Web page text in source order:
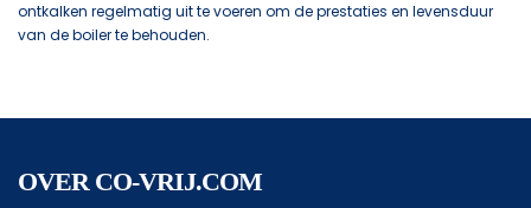
ontkalken regelmatig uit te voeren om de prestaties en levensduur
van de boiler te behouden.
OVER CO-VRIJ.COM